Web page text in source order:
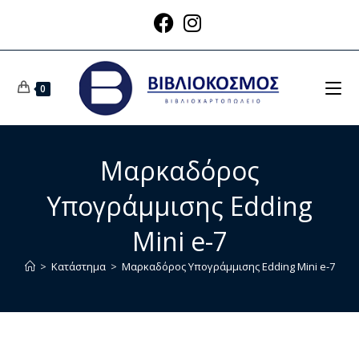
0
Μαρκαδόρος
Υπογράμμισης Edding
Mini e-7
> Κατάστημα > Μαρκαδόρος Υπογράμμισης Edding Mini e-7